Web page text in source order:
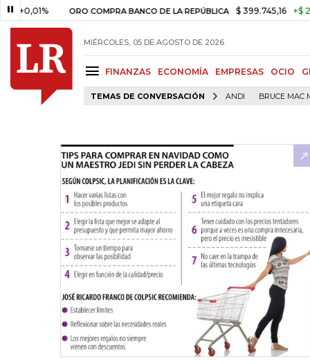
ORO COMPRA BANCO DE LA REPÚBLICA $ 399.745,16 +$ 2.295,71
MIÉRCOLES, 05 DE AGOSTO DE 2026
FINANZAS ECONOMÍA EMPRESAS OCIO
TEMAS DE CONVERSACIÓN ANDI BRUCE MAC